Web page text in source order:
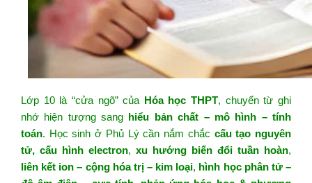
Lớp 10 là “cửa ngõ” của Hóa học THPT, chuyển từ ghi
nhớ hiện tượng sang hiểu bản chất – mô hình – tính
toán. Học sinh ở Phủ Lý cần nắm chắc cấu tạo nguyên
tử, cấu hình electron, xu hướng biến đổi tuần hoàn,
liên kết ion – cộng hóa trị – kim loại, hình học phân tử –